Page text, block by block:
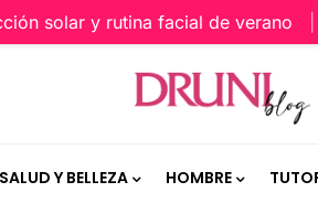
y rutina facial de verano
SALUD Y BELLEZA HOMBRE